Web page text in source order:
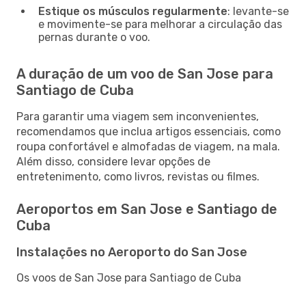
Estique os músculos regularmente: levante-se
e movimente-se para melhorar a circulação das
pernas durante o voo.
A duração de um voo de San Jose para
Santiago de Cuba
Para garantir uma viagem sem inconvenientes,
recomendamos que inclua artigos essenciais, como
roupa confortável e almofadas de viagem, na mala.
Além disso, considere levar opções de
entretenimento, como livros, revistas ou filmes.
Aeroportos em San Jose e Santiago de
Cuba
Instalações no Aeroporto do San Jose
Os voos de San Jose para Santiago de Cuba